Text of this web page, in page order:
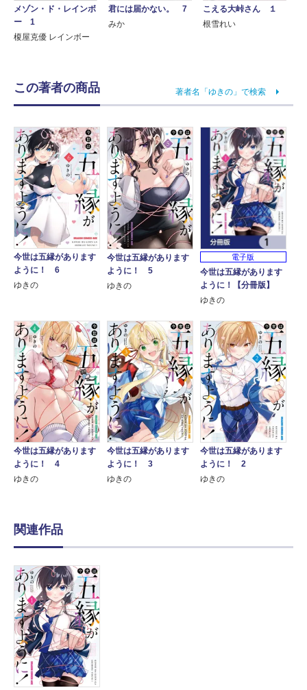
メゾン・ド・レインボ
ー 1
榎屋克優 レインボー
君には届かない。 7
みか
こえる大峠さん １
根雪れい
この著者の商品 著者名「ゆきの」で検索
今世は五縁があります
ように！ 6
ゆきの
今世は五縁があります
ように！ 5
ゆきの
電子版
今世は五縁があります
ように！【分冊版】
ゆきの
今世は五縁があります
ように！ 4
ゆきの
今世は五縁があります
ように！ 3
ゆきの
今世は五縁があります
ように！ 2
ゆきの
関連作品